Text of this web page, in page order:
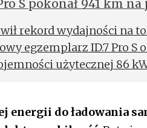
S pokonał 941 km
rekord wydajności na
egzemplarz ID.7 Pro S
użytecznej 86
do ładowania